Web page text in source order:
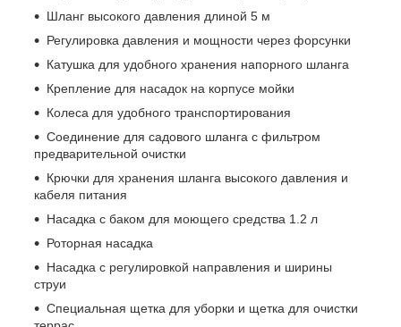
Шланг высокого давления длиной 5 м
Регулировка давления и мощности через форсунки
Катушка для удобного хранения напорного шланга
Крепление для насадок на корпусе мойки
Колеса для удобного транспортирования
Соединение для садового шланга с фильтром
предварительной очистки
Крючки для хранения шланга высокого давления и
кабеля питания
Насадка с баком для моющего средства 1.2 л
Роторная насадка
Насадка с регулировкой направления и ширины
струи
Специальная щетка для уборки и щетка для очистки